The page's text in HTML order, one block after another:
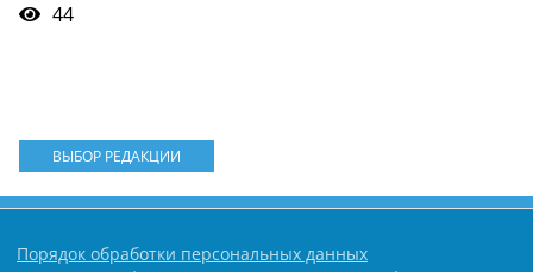
44
ВЫБОР РЕДАКЦИИ
Порядок обработки персональных данных